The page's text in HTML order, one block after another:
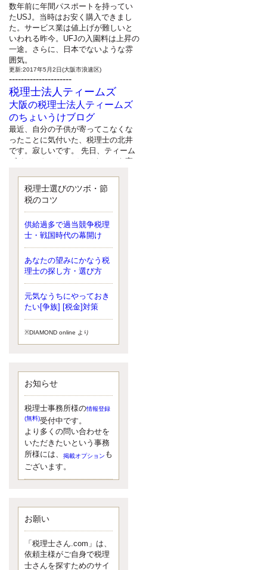
数年前に年間パスポートを持ってい
たUSJ。当時はお安く購入できまし
た。サービス業は値上げが難しいと
いわれる昨今。UFJの入園料は上昇の
一途。さらに、日本でないような雰
囲気。
更新:2017年5月2日(大阪市浪速区)
---------------------
税理士法人ティームズ
大阪の税理士法人ティームズ
のちょいうけブログ
最近、自分の子供が寄ってこなくな
ったことに気付いた、税理士の北井
です。寂しいです。 先日、ティーム
ズイベントとしてバーベキューを実
と思いましたが、そこはセンスある
後のブロガーに任せようと思いま
更新:2017年5月1日(大阪市北区)
---------------------
サクセス会計事務所
サクセス税理士のお役立ちブ
ログ
平成２７年１月１日以降開始の相続
より、相続税の基礎控除額（相続税
が課税されない遺産の上限額）が縮
小されたため、お亡くなりになった
更新:2017年5月1日(大阪市中央区)
---------------------
湘南のぽっちゃり女性税理士
松村文子と湘南ＢＵ
また最近、税理士試験のご相談を受
けることおおくなりました。受験申
し込み受け付け開始になるからです
ね。勉強したが、中途半端なので、
受験が無駄に思っている人もいるよ
うです。まず、私ならダメと思う前
に、全力で勝負してみたいです！
更新:2017年5月1日(神奈川県藤沢市)
---------------------
イクメン税理士による税金ブ
ログです。
なくて七クセ 目は口ほどにモノを言
う 色んなことわざがありますが、無
意識に出ている身体のサイン。 心理
学では、ちゃんと意味があるようで
税理士選びのツボ・節
税のコツ
供給過多で過当競争税理
士・戦国時代の幕開け
あなたの望みにかなう税
理士の探し方・選び方
元気なうちにやっておき
たい[争族] [税金]対策
※DIAMOND online より
お知らせ
税理士事務所様の情報登録
(無料)受付中です。
より多くの問い合わせを
いただきたいという事務
所様には、
掲載オプション も
ございます。
お願い
「税理士さん.com」は、
依頼主様がご自身で税理
士さんを探すためのサイ